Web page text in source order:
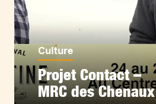
Culture
Projet Contact –
MRC des Chenaux